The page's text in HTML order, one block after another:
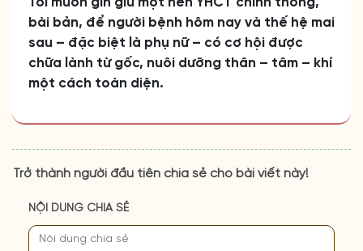
bài bản, để người bệnh hôm nay và thế hệ mai
sau – đặc biệt là phụ nữ – có cơ hội được
chữa lành từ gốc, nuôi dưỡng thân – tâm – khí
một cách toàn diện.
Trở thành người đầu tiên chia sẻ cho bài viết này!
NỘI DUNG CHIA SẺ